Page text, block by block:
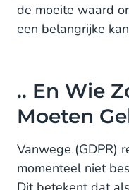
de moeite waard
een belangrijke
.. En Wie
Moeten
Vanwege (GDPR)
momenteel niet